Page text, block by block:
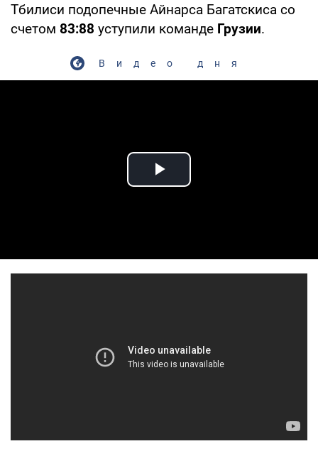
Тбилиси подопечные Айнарса Багатскиса со
счетом 83:88 уступили команде Грузии.
Видео дня
Play Video